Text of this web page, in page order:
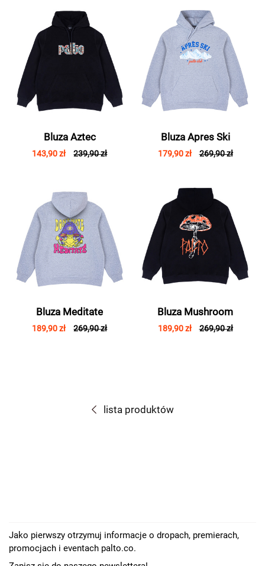
Bluza Aztec
143,90 zł 239,90 zł
Bluza Apres Ski
179,90 zł 269,90 zł
Bluza Meditate
189,90 zł 269,90 zł
Bluza Mushroom
189,90 zł 269,90 zł
lista produktów
Jako pierwszy otrzymuj informacje o dropach, premierach,
promocjach i eventach palto.co.